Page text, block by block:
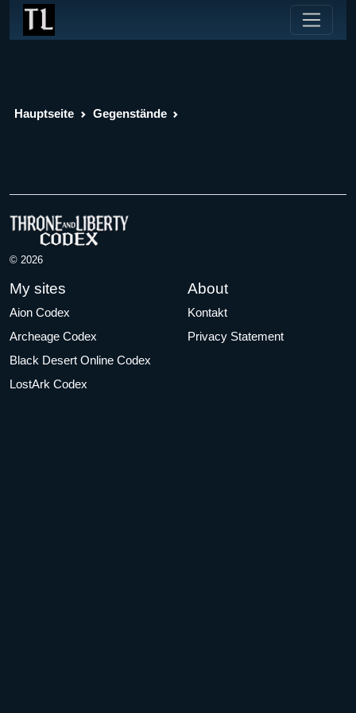
Hauptseite Gegenstände
© 2026
My sites
Aion Codex
Archeage Codex
Black Desert Online Codex
LostArk Codex
About
Kontakt
Privacy Statement